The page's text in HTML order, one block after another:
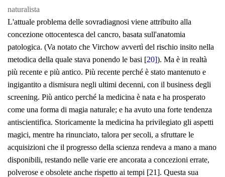
naturalista
L'attuale problema delle sovradiagnosi viene attribuito alla
concezione ottocentesca del cancro, basata sull'anatomia
patologica. (Va notato che Virchow avvertì del rischio insito nella
metodica della quale stava ponendo le basi [20]). Ma è in realtà
più recente e più antico. Più recente perché è stato mantenuto e
ingigantito a dismisura negli ultimi decenni, con il business degli
screening. Più antico perché la medicina è nata e ha prosperato
come una forma di magia naturale; e ha avuto una forte tendenza
antiscientifica. Storicamente la medicina ha privilegiato gli aspetti
magici, mentre ha rinunciato, talora per secoli, a sfruttare le
acquisizioni che il progresso della scienza rendeva a mano a mano
disponibili, restando nelle varie ere ancorata a concezioni errate,
polverose e obsolete anche rispetto ai tempi [21]. Questa sua